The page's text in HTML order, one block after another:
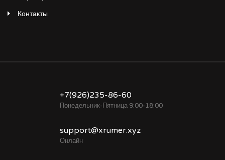
Контакты
+7(926)235-86-60
Понедельник-Пятница 9:00-18:00
support@xrumer.xyz
Онлайн